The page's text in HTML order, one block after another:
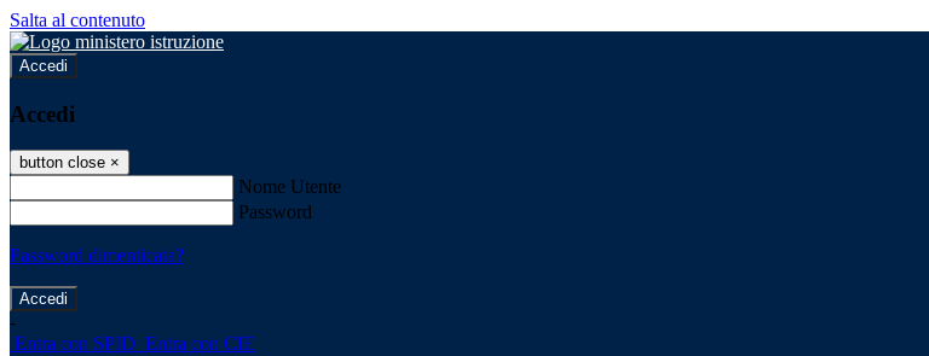
Salta al contenuto
Accedi
Accedi
button close ×
Nome Utente
Password
Password dimenticata?
-
Entra con SPID Entra con CIE